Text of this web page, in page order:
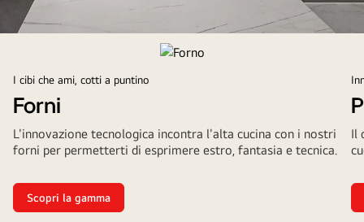
I cibi che ami, cotti a puntino
Forni
L'innovazione tecnologica incontra l'alta cucina con i nostri
forni per permetterti di esprimere estro, fantasia e tecnica.
Scopri la gamma
Il